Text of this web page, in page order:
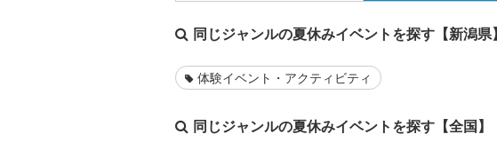
同じジャンルの夏休みイベントを探す【新潟県】
体験イベント・アクティビティ
同じジャンルの夏休みイベントを探す【全国】